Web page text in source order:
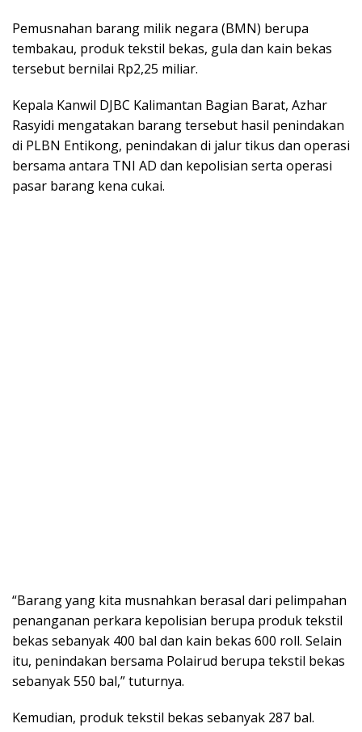
Pemusnahan barang milik negara (BMN) berupa
tembakau, produk tekstil bekas, gula dan kain bekas
tersebut bernilai Rp2,25 miliar.
Kepala Kanwil DJBC Kalimantan Bagian Barat, Azhar
Rasyidi mengatakan barang tersebut hasil penindakan
di PLBN Entikong, penindakan di jalur tikus dan operasi
bersama antara TNI AD dan kepolisian serta operasi
pasar barang kena cukai.
“Barang yang kita musnahkan berasal dari pelimpahan
penanganan perkara kepolisian berupa produk tekstil
bekas sebanyak 400 bal dan kain bekas 600 roll. Selain
itu, penindakan bersama Polairud berupa tekstil bekas
sebanyak 550 bal,” tuturnya.
Kemudian, produk tekstil bekas sebanyak 287 bal.